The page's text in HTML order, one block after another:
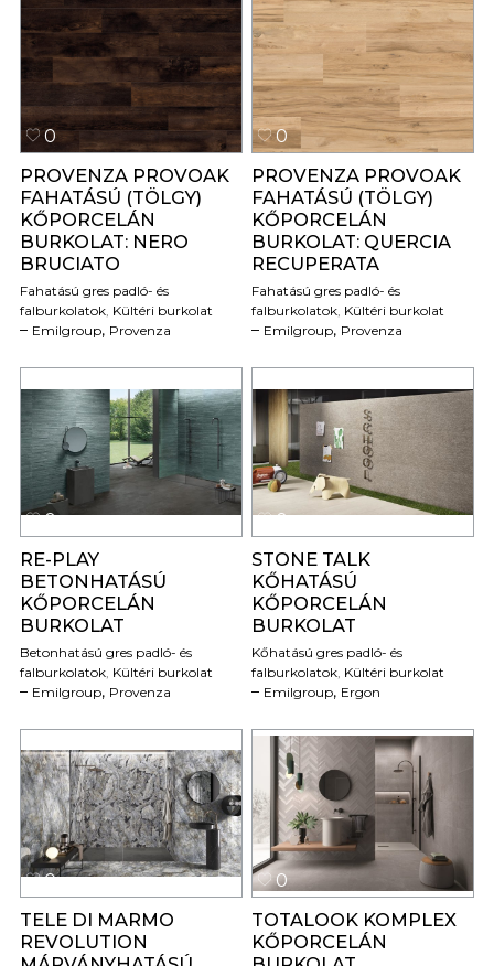
0
PROVENZA PROVOAK
FAHATÁSÚ (TÖLGY)
KŐPORCELÁN
BURKOLAT: NERO
BRUCIATO
Fahatású gres padló- és
falburkolatok, Kültéri burkolat
Emilgroup, Provenza
0
PROVENZA PROVOAK
FAHATÁSÚ (TÖLGY)
KŐPORCELÁN
BURKOLAT: QUERCIA
RECUPERATA
Fahatású gres padló- és
falburkolatok, Kültéri burkolat
Emilgroup, Provenza
0
RE-PLAY
BETONHATÁSÚ
KŐPORCELÁN
BURKOLAT
Betonhatású gres padló- és
falburkolatok, Kültéri burkolat
Emilgroup, Provenza
0
STONE TALK
KŐHATÁSÚ
KŐPORCELÁN
BURKOLAT
Kőhatású gres padló- és
falburkolatok Kültéri burkolat
Emilgroup, Ergon
0
TELE DI MARMO
REVOLUTION
0
TOTALOOK KOMPLEX
KŐPORCELÁN